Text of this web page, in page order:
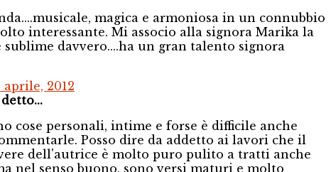
magica e armoniosa in un connubbio
interessante. Mi associo alla signora Marika la
sublime davvero....ha un gran talento signora
aprile, 2012
cose personali, intime e forse è difficile anche
Posso dire da addetto ai lavori che il
dell'autrice è molto puro pulito a tratti anche
nel senso buono, sono versi maturi e molto